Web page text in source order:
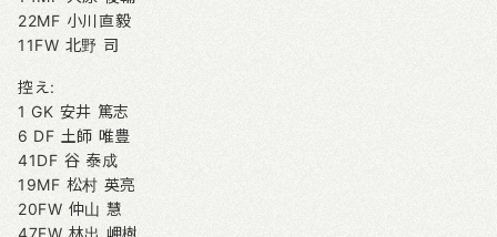
22MF 小川直毅
11FW 北野 司
控え:
1 GK 安井 篤志
6 DF 土師 唯豊
41DF 谷 泰成
19MF 松村 英亮
20FW 仲山 慧
47FW 林出 岬樹